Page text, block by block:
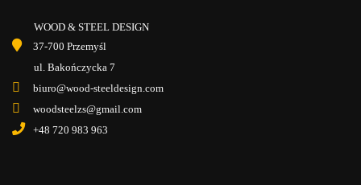
WOOD & STEEL DESIGN
37-700 Przemyśl
ul. Bakończycka 7
biuro@wood-steeldesign.com
woodsteelzs@gmail.com
+48 720 983 963